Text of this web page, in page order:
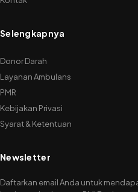
Selengkapnya
Donor Darah
Layanan Ambulans
PMR
Kebijakan Privasi
Syarat & Ketentuan
Newsletter
Daftarkan email Anda untuk